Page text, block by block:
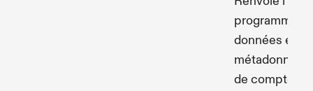
programme,
données et
métadonnées
de compte.